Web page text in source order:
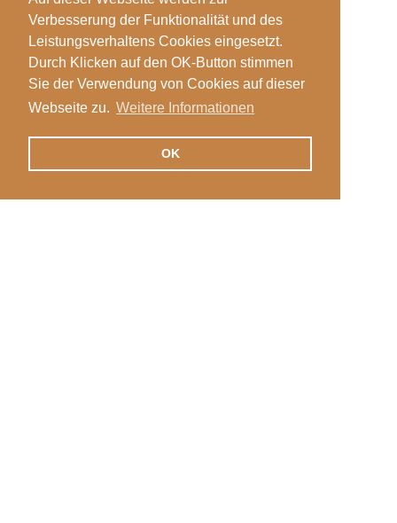
Verbesserung der Funktionalität und des
Leistungsverhaltens Cookies eingesetzt.
Durch Klicken auf den OK-Button stimmen
Sie der Verwendung von Cookies auf dieser
Webseite zu. Weitere Informationen
OK